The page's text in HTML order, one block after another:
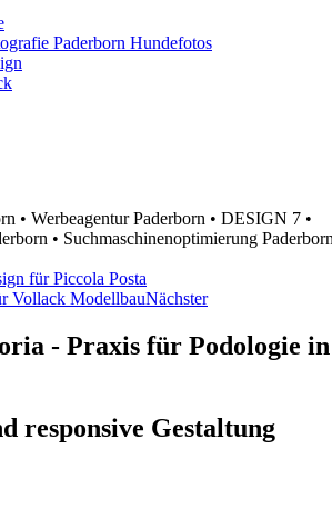
Paderborn Hundefotos
für Piccola Posta
Vollack ModellbauNächster
- Praxis für Podologie in
responsive Gestaltung